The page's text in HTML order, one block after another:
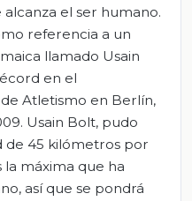
el ser humano.
referencia a un
llamado Usain
en el
Atletismo en Berlín,
Usain Bolt, pudo
de 45 kilómetros por
la máxima que ha
así que se pondrá